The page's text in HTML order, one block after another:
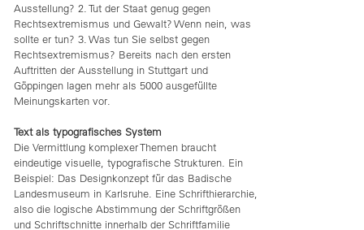
Ausstellung? 2. Tut der Staat genug gegen
Rechtsextremismus und Gewalt? Wenn nein, was
sollte er tun? 3. Was tun Sie selbst gegen
Rechtsextremismus? Bereits nach den ersten
Auftritten der Ausstellung in Stuttgart und
Göppingen lagen mehr als 5000 ausgefüllte
Meinungskarten vor.
Text als typografisches System
Die Vermittlung komplexer Themen braucht
eindeutige visuelle, typografische Strukturen. Ein
Beispiel: Das Designkonzept für das Badische
Landesmuseum in Karlsruhe. Eine Schrifthierarchie,
also die logische Abstimmung der Schriftgrößen
und Schriftschnitte innerhalb der Schriftfamilie